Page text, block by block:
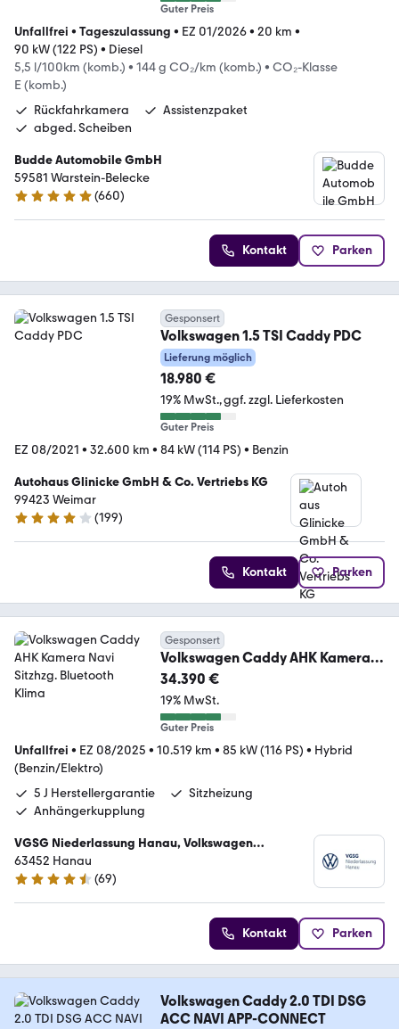
Guter Preis
Unfallfrei • Tageszulassung • EZ 01/2026• 20 km •
90 kW (122 PS) • Diesel
5,5 l/100km (komb.) • 144 g CO₂/km (komb.) • CO₂-Klasse
E (komb.)
Rückfahrkamera
Assistenzpaket
abged. Scheiben
Budde Automobile GmbH
59581 Warstein-Belecke
4.8 Sterne
(660)
Kontakt Parken
Gesponsert
Volkswagen 1.5 TSI Caddy PDC
Lieferung möglich
18.980 €
19% MwSt. ggf. zzgl. Lieferkosten
Guter Preis
EZ 08/2021 • 32.600 km • 84 kW (114 PS) • Benzin
Autohaus Glinicke GmbH & Co. Vertriebs KG
99423 Weimar
4.2 Sterne
(199)
Kontakt Parken
Gesponsert
Volkswagen Caddy AHK Kamera
Navi Sitzhzg. Bluetooth Klima
34.390 €
19% MwSt.
Guter Preis
Unfallfrei • EZ 08/2025 • 10.519 km • 85 kW (116 PS) • Hybrid
(Benzin/Elektro)
5 J Herstellergarantie
Sitzheizung
Anhängerkupplung
VGSG Niederlassung Hanau, Volkswagen
Gebrauchtfahrzeughandels und Service GmbH
63452 Hanau
4.3 Sterne
(69)
Kontakt Parken
Volkswagen Caddy 2.0 TDI DSG
ACC NAVI APP-CONNECT